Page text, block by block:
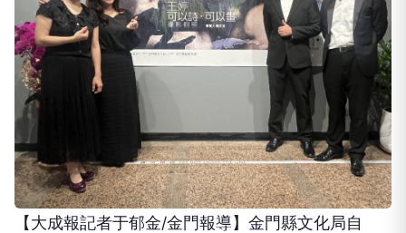
【大成報記者于郁金/金門報導】金門縣文化局自